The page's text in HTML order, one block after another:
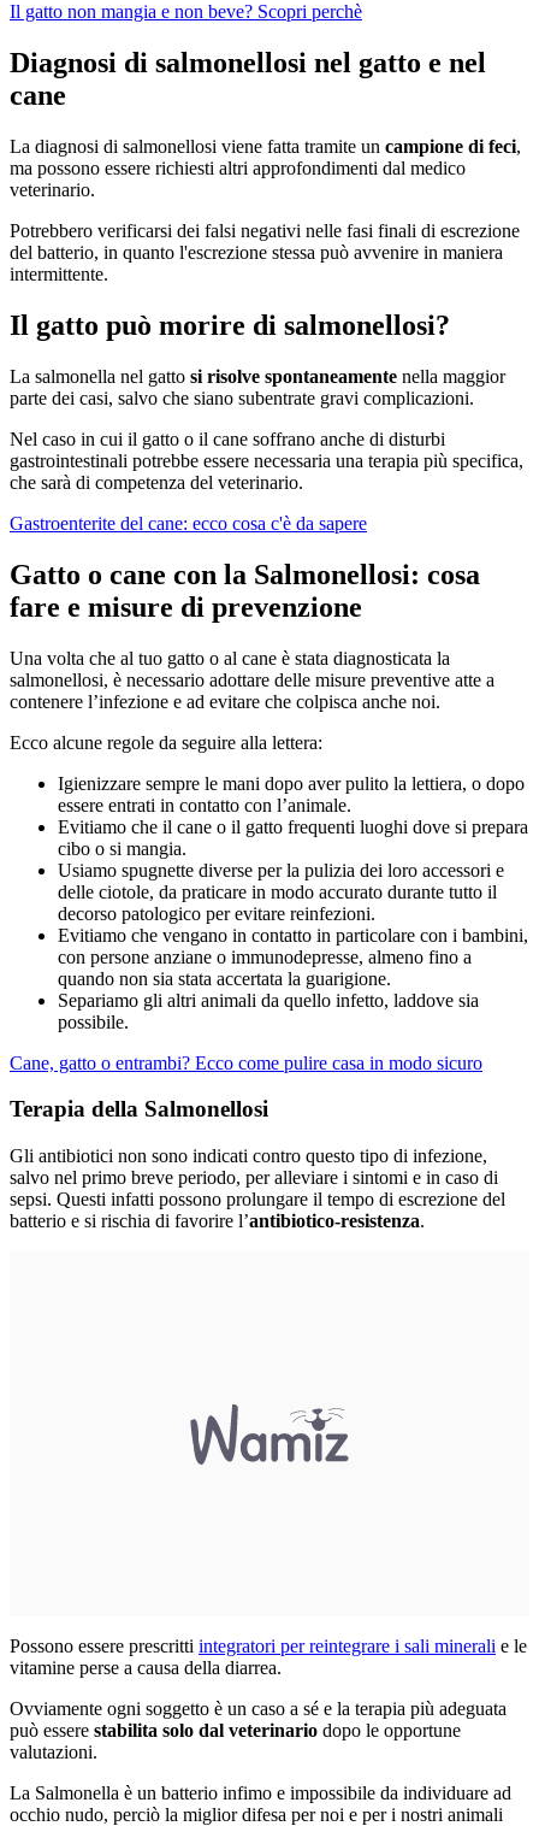
Il gatto non mangia e non beve? Scopri perchè
Diagnosi di salmonellosi nel gatto e nel
cane
La diagnosi di salmonellosi viene fatta tramite un campione di feci,
ma possono essere richiesti altri approfondimenti dal medico
veterinario.
Potrebbero verificarsi dei falsi negativi nelle fasi finali di escrezione
del batterio, in quanto l'escrezione stessa può avvenire in maniera
intermittente.
Il gatto può morire di salmonellosi?
La salmonella nel gatto si risolve spontaneamente nella maggior
parte dei casi, salvo che siano subentrate gravi complicazioni.
Nel caso in cui il gatto o il cane soffrano anche di disturbi
gastrointestinali potrebbe essere necessaria una terapia più specifica,
che sarà di competenza del veterinario.
Gastroenterite del cane: ecco cosa c'è da sapere
Gatto o cane con la Salmonellosi: cosa
fare e misure di prevenzione
Una volta che al tuo gatto o al cane è stata diagnosticata la
salmonellosi, è necessario adottare delle misure preventive atte a
contenere l’infezione e ad evitare che colpisca anche noi.
Ecco alcune regole da seguire alla lettera:
Igienizzare sempre le mani dopo aver pulito la lettiera, o dopo
essere entrati in contatto con l’animale.
Evitiamo che il cane o il gatto frequenti luoghi dove si prepara
cibo o si mangia.
Usiamo spugnette diverse per la pulizia dei loro accessori e
delle ciotole, da praticare in modo accurato durante tutto il
decorso patologico per evitare reinfezioni.
Evitiamo che vengano in contatto in particolare con i bambini,
con persone anziane o immunodepresse, almeno fino a
quando non sia stata accertata la guarigione.
Separiamo gli altri animali da quello infetto, laddove sia
possibile.
Cane, gatto o entrambi? Ecco come pulire casa in modo sicuro
Terapia della Salmonellosi
Gli antibiotici non sono indicati contro questo tipo di infezione,
salvo nel primo breve periodo, per alleviare i sintomi e in caso di
sepsi. Questi infatti possono prolungare il tempo di escrezione del
batterio e si rischia di favorire l’antibiotico-resistenza.
Possono essere prescritti integratori per reintegrare i sali minerali e le
vitamine perse a causa della diarrea.
Ovviamente ogni soggetto è un caso a sé e la terapia più adeguata
può essere stabilita solo dal veterinario dopo le opportune
valutazioni.
La Salmonella è un batterio infimo e impossibile da individuare ad
occhio nudo, perciò la miglior difesa per noi e per i nostri animali